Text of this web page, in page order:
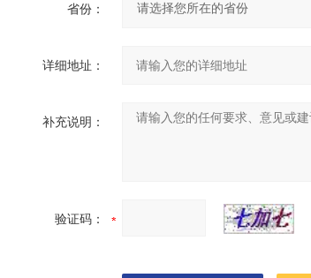
省份：
详细地址：
补充说明：
验证码：